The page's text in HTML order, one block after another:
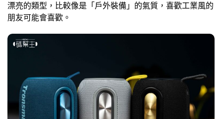
漂亮的類型，比較像是「戶外裝備」的氣質，喜歡工業風的
朋友可能會喜歡。